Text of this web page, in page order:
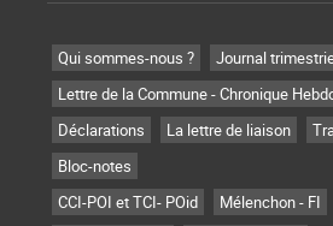
Qui sommes-nous ? Journal
Lettre de la Commune - Chronique
Déclarations
La lettre de liaison
Bloc-notes
CCI-POI et TCI- POid
Mélenchon - FI